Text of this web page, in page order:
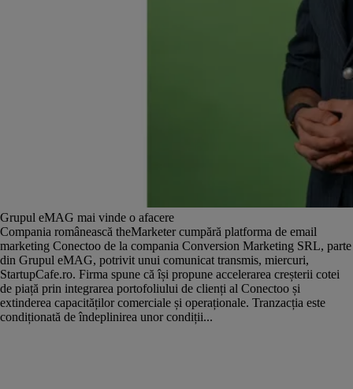
Grupul eMAG mai vinde o afacere
Compania românească theMarketer cumpără platforma de email
marketing Conectoo de la compania Conversion Marketing SRL, parte
din Grupul eMAG, potrivit unui comunicat transmis, miercuri,
StartupCafe.ro. Firma spune că își propune accelerarea creșterii cotei
de piață prin integrarea portofoliului de clienți al Conectoo și
extinderea capacităților comerciale și operaționale. Tranzacția este
condiționată de îndeplinirea unor condiții...